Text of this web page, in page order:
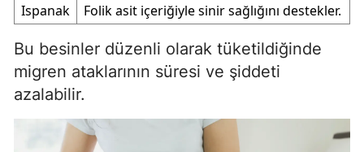
Ispanak
Folik asit içeriğiyle sinir sağlığını destekler.
Bu besinler düzenli olarak tüketildiğinde
migren ataklarının süresi ve şiddeti
azalabilir.